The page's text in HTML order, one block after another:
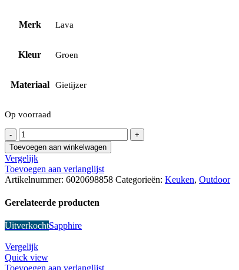
Merk Lava
Kleur Groen
Materiaal Gietijzer
Op voorraad
Lava
Premium
Series
Gietijzeren
Braadslede
(26x40cm)
aantal
Toevoegen aan winkelwagen
Vergelijk
Toevoegen aan verlanglijst
Artikelnummer: 6020698858 Categorieën: Keuken, Outdoor
Gerelateerde producten
UitverkochtSapphire
Vergelijk
Quick view